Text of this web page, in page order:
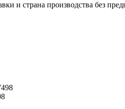
и страна производства без